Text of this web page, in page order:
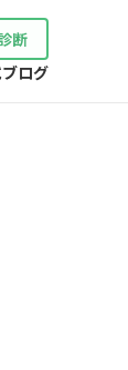
断
ログ